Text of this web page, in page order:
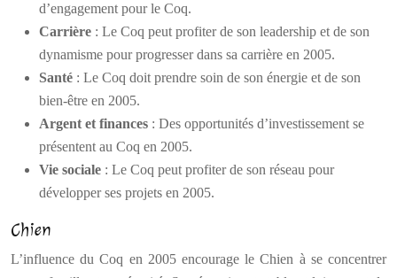
d’engagement pour le Coq.
Carrière : Le Coq peut profiter de son leadership et de son
dynamisme pour progresser dans sa carrière en 2005.
Santé : Le Coq doit prendre soin de son énergie et de son
bien-être en 2005.
Argent et finances : Des opportunités d’investissement se
présentent au Coq en 2005.
Vie sociale : Le Coq peut profiter de son réseau pour
développer ses projets en 2005.
Chien
L’influence du Coq en 2005 encourage le Chien à se concentrer